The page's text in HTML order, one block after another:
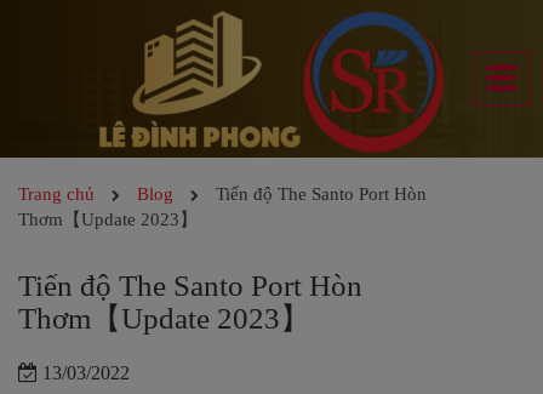
Trang chủ Blog
Tiến độ The Santo Port Hòn
Thơm【Update 2023】
Tiến độ The Santo Port Hòn
Thơm【Update 2023】
13/03/2022